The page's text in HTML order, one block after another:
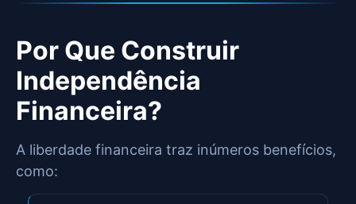
Por Que Construir
Independência
Financeira?
A liberdade financeira traz inúmeros benefícios,
como: